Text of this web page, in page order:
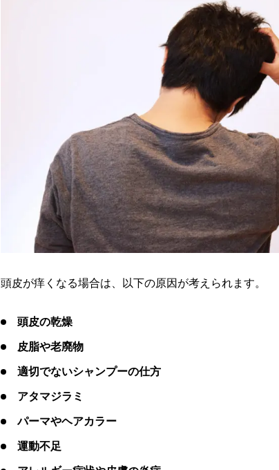
頭皮が痒くなる場合は、以下の原因が考えられます。
頭皮の乾燥
皮脂や老廃物
適切でないシャンプーの仕方
アタマジラミ
パーマやヘアカラー
運動不足